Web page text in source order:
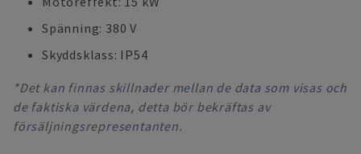
Spänning: 380 V
Skyddsklass: IP54
*Det kan finnas skillnader mellan de data som visas och
de faktiska värdena, detta bör bekräftas av
försäljningsrepresentanten.